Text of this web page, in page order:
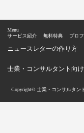
Menu
サービス紹介
無料特典 プロ
ニュースレターの作り方
士業・コンサルタント向
Copyright© 士業・コンサルタン